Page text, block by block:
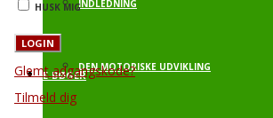
E-BØGER
INDLEDNING
DEN MOTORISKE UDVIKLING
HUSK MIG
Glemt adgangskode?
Tilmeld dig